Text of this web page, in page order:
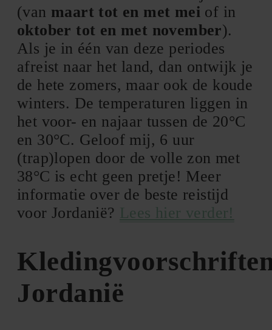
(van maart tot en met mei of in
oktober tot en met november).
Als je in één van deze periodes
afreist naar het land, dan ontwijk je
de hete zomers, maar ook de koude
winters. De temperaturen liggen in
het voor- en najaar tussen de 20°C
en 30°C. Geloof mij, 6 uur
(trap)lopen door de volle zon met
38°C is echt geen pretje! Meer
informatie over de beste reistijd
voor Jordanië? Lees hier verder!
Jordanië